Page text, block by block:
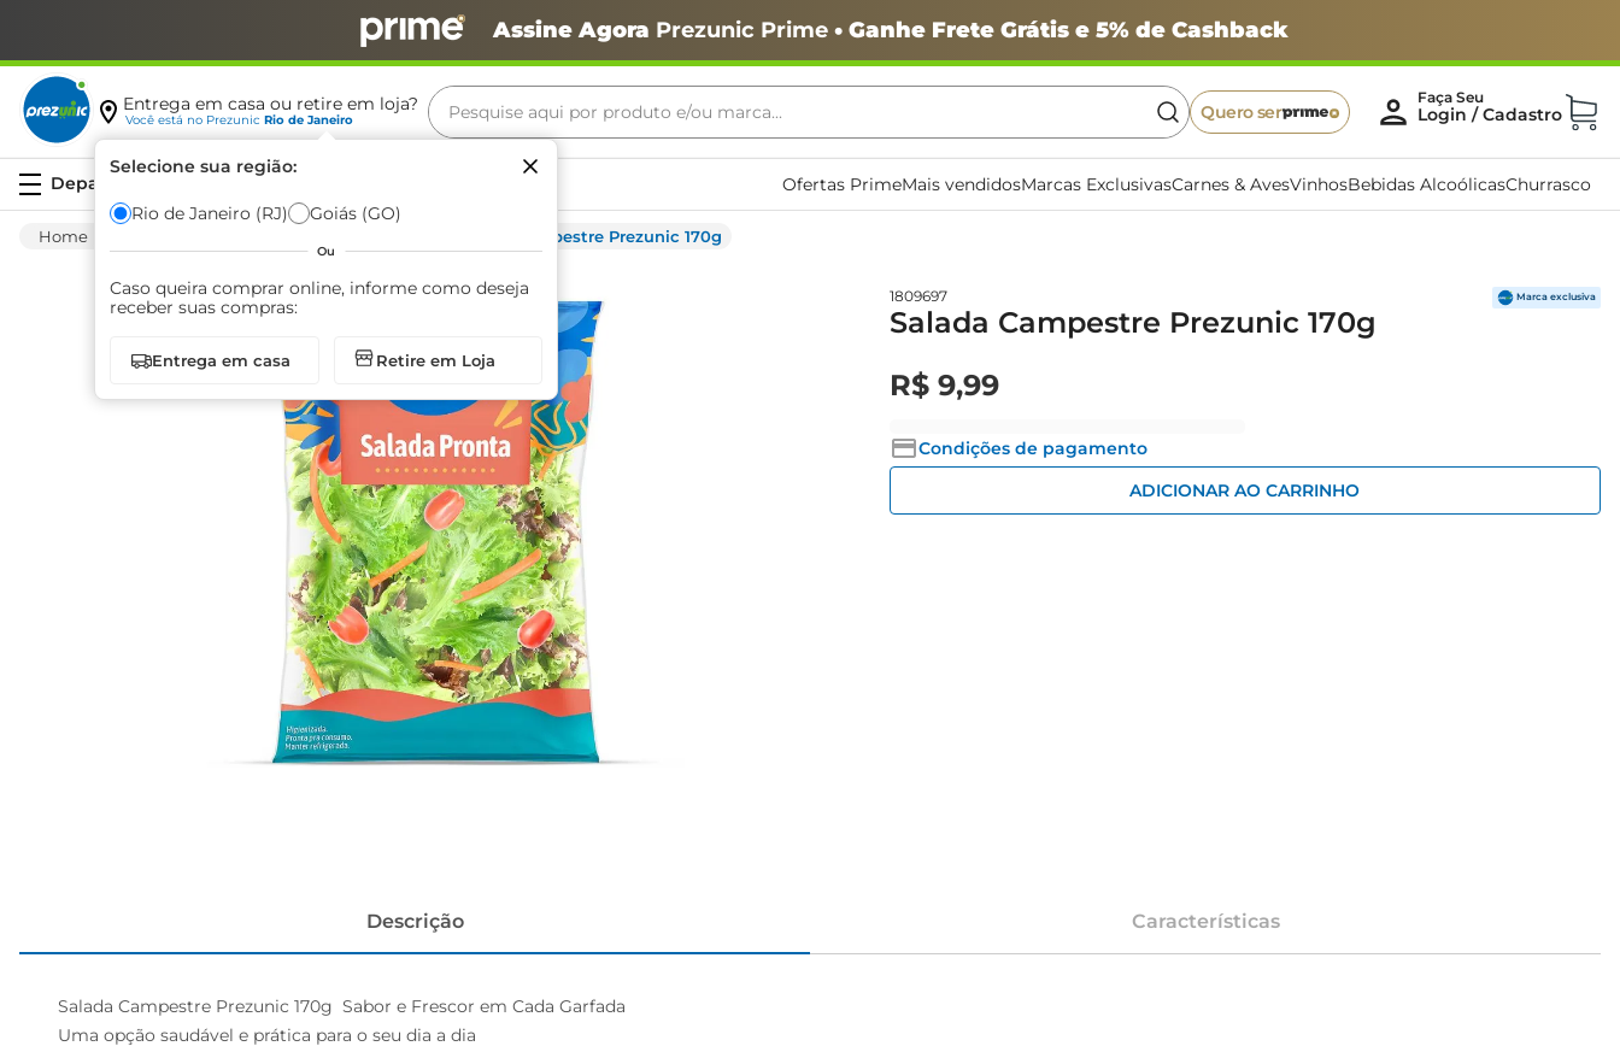
Assine Agora Prezunic Prime• Ganhe Frete Grátis e 5% de Cashback
Entrega em casa ou retire em loja?
Você está no Prezunic Rio de Janeiro
Selecione sua região:
Rio de Janeiro (RJ) Goiás (GO)
Ou
Caso queira comprar online, informe como deseja
receber suas compras:
Entrega em casa Retire em Loja
Pesquise aqui por produto e/ou marca...
Quero ser
Ofertas PrimeMais vendidosMarcas ExclusivasCarnes & AvesVinhosBebidas AlcoólicasChurrasco
Salada Campestre Prezunic 170g
1809697
Salada Campestre Prezunic 170g
R$ 9,99
Condições de pagamento
ADICIONAR AO CARRINHO
Descrição Características
Salada Campestre Prezunic 170g  Sabor e Frescor em Cada Garfada
Uma opção saudável e prática para o seu dia a dia
Termos mais buscados
café
arroz
biscoito
azeite
cerveja
iogurte
papel higiênico